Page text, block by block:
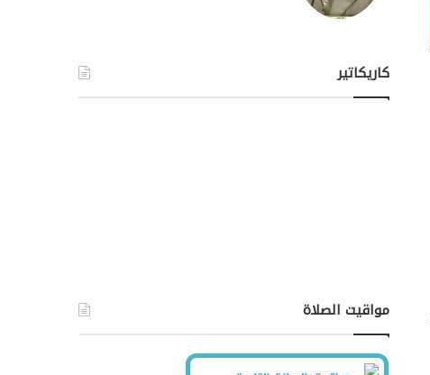
كاريكاتير
مواقيت الصلاة